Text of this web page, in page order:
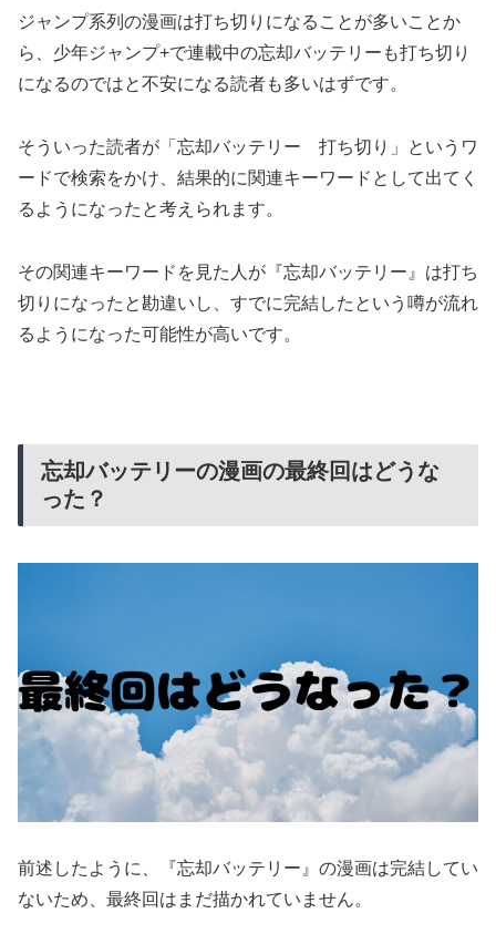
ジャンプ系列の漫画は打ち切りになることが多いことか
ら、少年ジャンプ+で連載中の忘却バッテリーも打ち切り
になるのではと不安になる読者も多いはずです。
そういった読者が「忘却バッテリー 打ち切り」というワ
ードで検索をかけ、結果的に関連キーワードとして出てく
るようになったと考えられます。
その関連キーワードを見た人が『忘却バッテリー』は打ち
切りになったと勘違いし、すでに完結したという噂が流れ
るようになった可能性が高いです。
忘却バッテリーの漫画の最終回はどうな
った？
前述したように、『忘却バッテリー』の漫画は完結してい
ないため、最終回はまだ描かれていません。